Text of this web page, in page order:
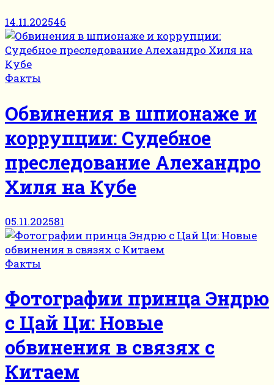
14.11.202546
Факты
Обвинения в шпионаже и
коррупции: Судебное
преследование Алехандро
Хиля на Кубе
05.11.202581
Факты
Фотографии принца Эндрю
с Цай Ци: Новые
обвинения в связях с
Китаем